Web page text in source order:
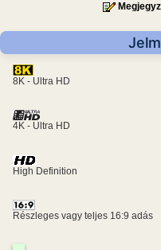
8K - Ultra HD
4K - Ultra HD
High Definition
Részleges vagy teljes 16:9 adás